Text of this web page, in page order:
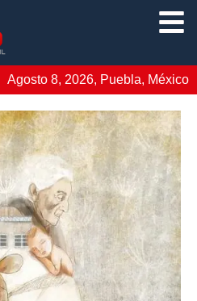
Agosto 8, 2026, Puebla, México